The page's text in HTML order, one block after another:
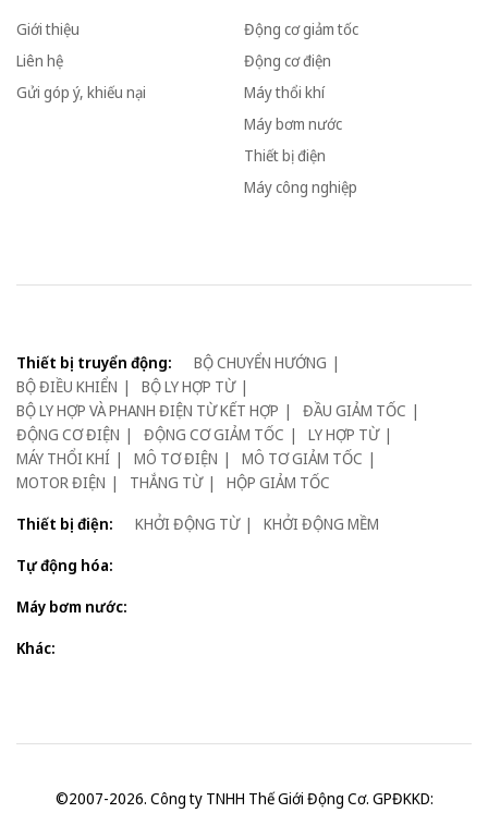
Giới thiệu
Liên hệ
Gửi góp ý, khiếu nại
Động cơ giảm tốc
Động cơ điện
Máy thổi khí
Máy bơm nước
Thiết bị điện
Máy công nghiệp
Thiết bị truyển động:
BỘ CHUYỂN HƯỚNG
BỘ ĐIỀU KHIỂN
BỘ LY HỢP TỪ
BỘ LY HỢP VÀ PHANH ĐIỆN TỪ KẾT HỢP
ĐẦU GIẢM TỐC
ĐỘNG CƠ ĐIỆN
ĐỘNG CƠ GIẢM TỐC
LY HỢP TỪ
MÁY THỔI KHÍ
MÔ TƠ ĐIỆN
MÔ TƠ GIẢM TỐC
MOTOR ĐIỆN
THẮNG TỪ
HỘP GIẢM TỐC
Thiết bị điện:
KHỞI ĐỘNG TỪ
KHỞI ĐỘNG MỀM
Tự động hóa:
Máy bơm nước:
Khác:
©2007-2026. Công ty TNHH Thế Giới Động Cơ. GPĐKKD: